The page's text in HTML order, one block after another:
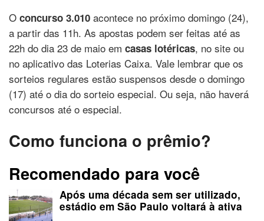
O concurso 3.010 acontece no próximo domingo (24),
a partir das 11h. As apostas podem ser feitas até as
22h do dia 23 de maio em casas lotéricas, no site ou
no aplicativo das Loterias Caixa. Vale lembrar que os
sorteios regulares estão suspensos desde o domingo
(17) até o dia do sorteio especial. Ou seja, não haverá
concursos até o especial.
Como funciona o prêmio?
Recomendado para você
Após uma década sem ser utilizado,
estádio em São Paulo voltará à ativa